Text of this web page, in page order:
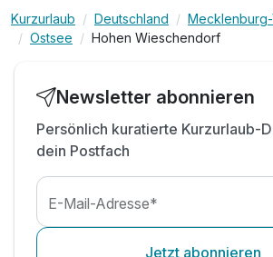
Inkl. Bettwäsche & Handtücher
Inkl. WLAN-Nutzung
Inkl. Nutzung des Spielplatzes für
Strandkorb mietbar (Verfügbarkeit
Hunde sind willkommen
Kurzurlaub Deutschland
Ostsee
Hohen Wieschendorf
Newsletter abonnieren
Persönlich kuratierte Kurzurlaub-
dein Postfach
E-Mail-Adresse*
Jetzt abonnieren